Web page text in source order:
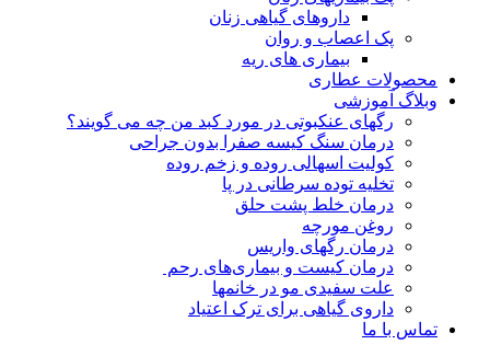
داروهای گیاهی زنان
پک اعصاب و روان
بیماری های ریه
محصولات عطاری
وبلاگ آموزشی
رگهای عنکبوتی در مورد کبد من چه می گویند؟
درمان سنگ کیسه صفرا بدون جراحی
کولیت اسهالی روده و زخم روده
تخلیه توده سرطانی در پا
درمان خلط پشت حلق
روغن مورچه
درمان رگهای واریس
درمان کیست و بیماری‌های رحم
علت سفیدی مو در خانمها
داروی گیاهی برای ترک اعتیاد
تماس با ما